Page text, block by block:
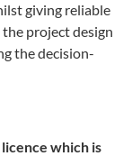
giving reliable
project design
the decision-
licence which is